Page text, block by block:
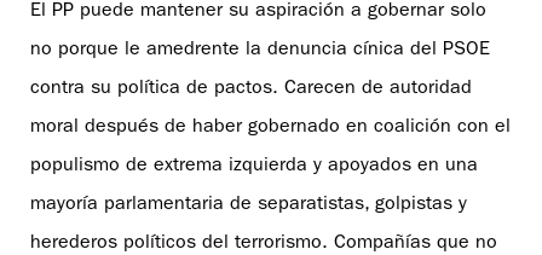
El PP puede mantener su aspiración a gobernar solo
no porque le amedrente la denuncia cínica del PSOE
contra su política de pactos. Carecen de autoridad
moral después de haber gobernado en coalición con el
populismo de extrema izquierda y apoyados en una
mayoría parlamentaria de separatistas, golpistas y
herederos políticos del terrorismo. Compañías que no